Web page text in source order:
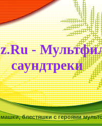
-
саундтреки
блестяшки с героями